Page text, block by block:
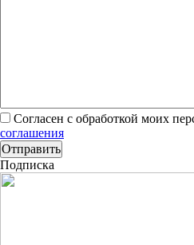
Согласен с обработкой моих
соглашения
Подписка